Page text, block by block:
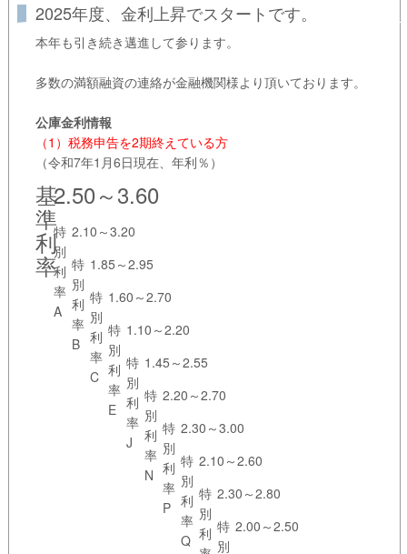
2025年度、金利上昇でスタートです。
本年も引き続き邁進して参ります。
多数の満額融資の連絡が金融機関様より頂いております。
公庫金利情報
（1）税務申告を2期終えている方
（令和7年1月6日現在、年利％）
基
準
利
率
2.50～3.60
特
別
利
率
A
2.10～3.20
特
別
利
率
B
1.85～2.95
特
別
利
率
C
1.60～2.70
特
別
利
率
E
1.10～2.20
特
別
利
率
J
1.45～2.55
特
別
利
率
N
2.20～2.70
特
別
利
率
P
2.30～3.00
特
別
利
率
Q
2.10～2.60
特
別
利
2.30～2.80
特
別
2.00～2.50